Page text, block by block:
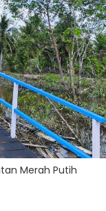
Merah Putih